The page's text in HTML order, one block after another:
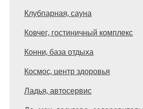
Клубпарная, сауна
Ковчег, гостиничный комплекс
Конни, база отдыха
Космос, центр здоровья
Ладья, автосервис